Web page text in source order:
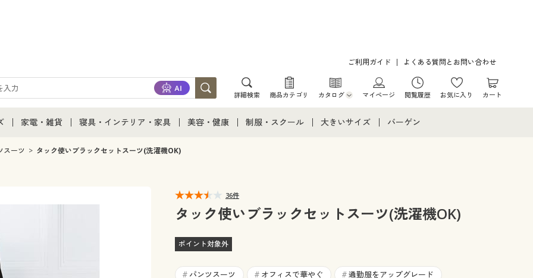
ご利用ガイド よくある質問とお問い合わせ
詳細検索 商品カテゴリ カタログ
カタログ・チラシからのご注文
マイページ 閲覧履歴 お気に入り カート
通販すべて
家電・雑貨
家電・雑貨すべて
キッチン・雑貨・日用品
寝具・インテリア・家具
寝具・インテリア・家具通販すべて
カーテン・ラグ・ファブリック
美容・健康 制服・スクール
ジュニア・ティーンズ下着
大きいサイズ
大きいサイズ レディース下着
大きいサイズ 事務・制服
バーゲン
スーツ タック使いブラックセットスーツ(洗濯機OK)
36件
タック使いブラックセットスーツ(洗濯機OK)
ポイント対象外
# パンツスーツ # オフィスで華やぐ # 通勤服をアップグレード